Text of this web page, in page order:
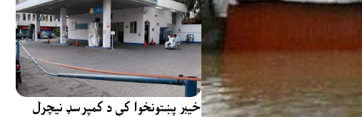
خیبر پښتونخوا کې د کمپرسډ نیچرل